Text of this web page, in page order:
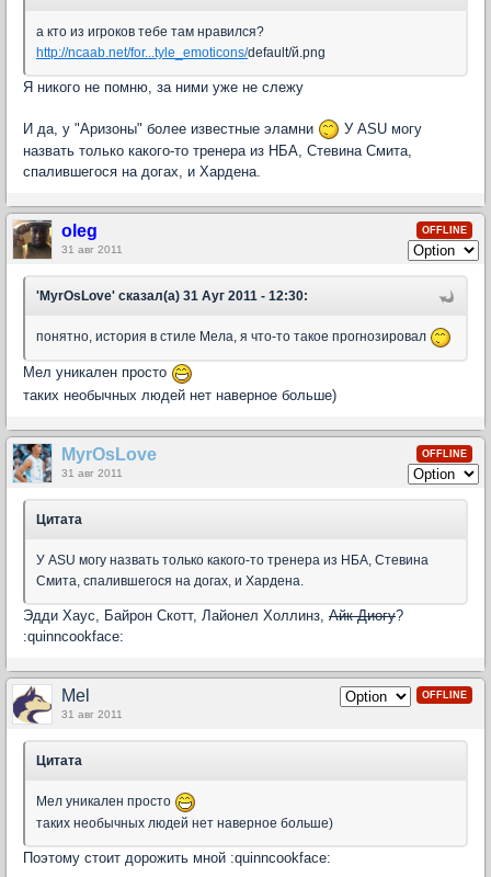
а кто из игроков тебе там нравился?
http://ncaab.net/for...tyle_emoticons/default/й.png
Я никого не помню, за ними уже не слежу
И да, у "Аризоны" более известные эламни
У ASU могу
назвать только какого-то тренера из НБА, Стевина Смита,
спалившегося на догах, и Хардена.
OFFLINE
oleg
31 авг 2011
'MyrOsLove' сказал(а) 31 Ауг 2011 - 12:30:
понятно, история в стиле Мела, я что-то такое прогнозировал
Мел уникален просто
таких необычных людей нет наверное больше)
OFFLINE
MyrOsLove
31 авг 2011
Цитата
У ASU могу назвать только какого-то тренера из НБА, Стевина
Смита, спалившегося на догах, и Хардена.
Эдди Хаус, Байрон Скотт, Лайонел Холлинз, Айк Диогу?
:quinncookface:
OFFLINE
Mel
31 авг 2011
Цитата
Мел уникален просто
таких необычных людей нет наверное больше)
Поэтому стоит дорожить мной :quinncookface: